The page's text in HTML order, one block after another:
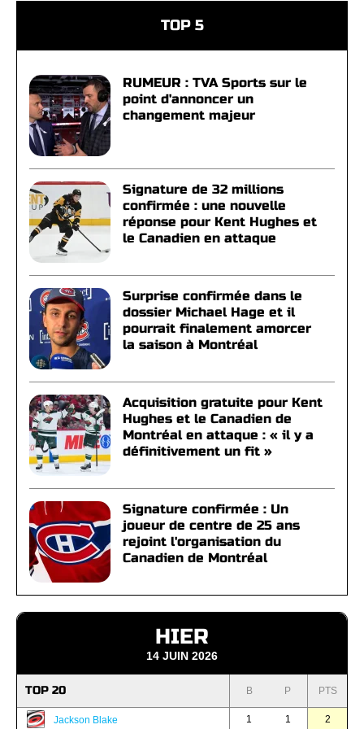
TOP 5
RUMEUR : TVA Sports sur le
point d'annoncer un
changement majeur
Signature de 32 millions
confirmée : une nouvelle
réponse pour Kent Hughes et
le Canadien en attaque
Surprise confirmée dans le
dossier Michael Hage et il
pourrait finalement amorcer
la saison à Montréal
Acquisition gratuite pour Kent
Hughes et le Canadien de
Montréal en attaque : « il y a
définitivement un fit »
Signature confirmée : Un
joueur de centre de 25 ans
rejoint l'organisation du
Canadien de Montréal
HIER
14 JUIN 2026
TOP 20 B P PTS
Jackson Blake 1 1 2